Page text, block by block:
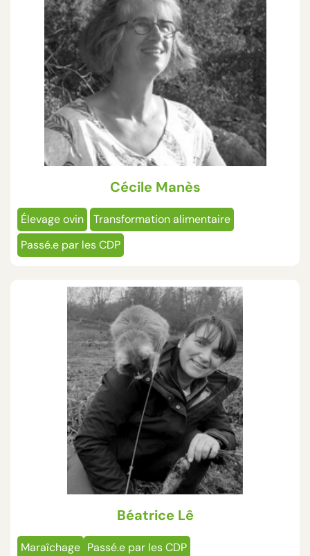
Cécile Manès
Élevage ovin
Transformation alimentaire
Passé.e par les CDP
Béatrice Lê
Maraîchage Passé.e par les CDP